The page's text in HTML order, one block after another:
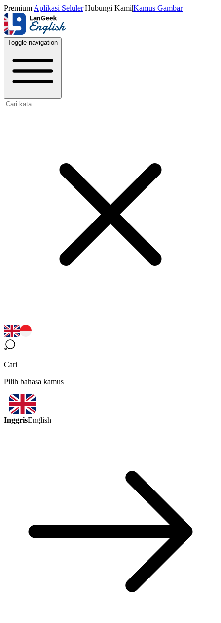
Premium|Aplikasi Seluler|Hubungi Kami|Kamus Gambar
Toggle navigation
Cari
Pilih bahasa kamus
InggrisEnglish